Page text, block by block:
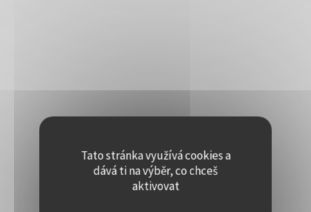
Tato stránka využívá cookies a
dává ti na výběr, co chceš
aktivovat